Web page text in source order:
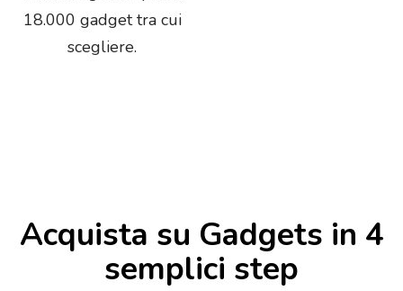
18.000 gadget tra cui
scegliere.
Acquista su Gadgets in 4
semplici step